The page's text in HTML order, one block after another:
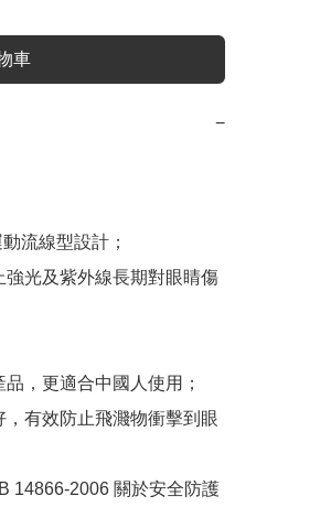
車
−
流線型設計；
光及紫外線長期對眼睛傷
，更適合中國人使用；
有效防止飛濺物衝擊到眼
14866-2006 關於安全防護